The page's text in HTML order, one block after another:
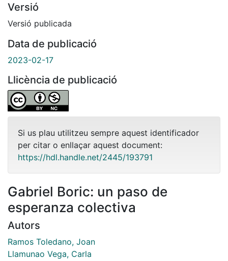
Versió
Versió publicada
Data de publicació
2023-02-17
Llicència de publicació
Si us plau utilitzeu sempre aquest identificador
per citar o enllaçar aquest document:
https://hdl.handle.net/2445/193791
Gabriel Boric: un paso de
esperanza colectiva
Autors
Ramos Toledano, Joan
Llamunao Vega, Carla